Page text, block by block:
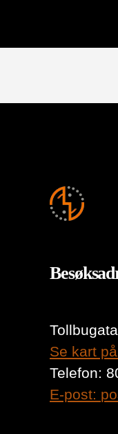
Se kart
Telefon:
E-post: